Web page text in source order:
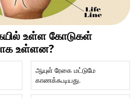
உள்ள கோடுகள்
உள்ளன?
ஆயுள் ரேகை மட்டுமே
காணக்கூடியது.